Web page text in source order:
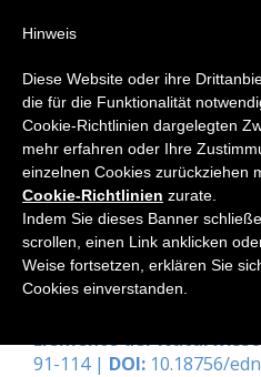
Technology and
Thought
Herbsttagung
Elemente der
91-114 | DOI: 10.18756/
Hinweis
Diese Website oder ihre
die für die Funktionalität
Cookie-Richtlinien dargelegten
mehr erfahren oder Ihre
einzelnen Cookies zurückziehen
Cookie-Richtlinien zurate.
Indem Sie dieses Banner
scrollen, einen Link anklicken
Weise fortsetzen, erklären Sie
Cookies einverstanden.